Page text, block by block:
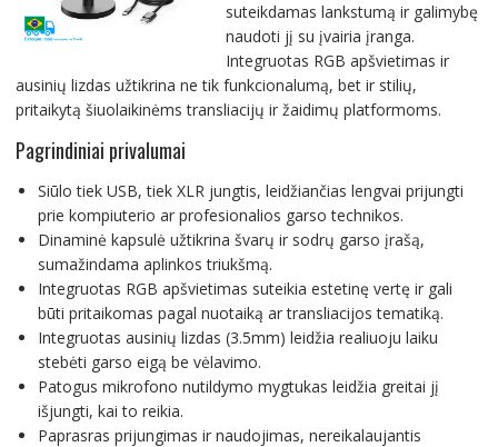
suteikdamas lankstumą ir galimybę
naudoti jį su įvairia įranga.
Integruotas RGB apšvietimas ir
ausinių lizdas užtikrina ne tik funkcionalumą, bet ir stilių,
pritaikytą šiuolaikinėms transliacijų ir žaidimų platformoms.
Pagrindiniai privalumai
Siūlo tiek USB, tiek XLR jungtis, leidžiančias lengvai prijungti
prie kompiuterio ar profesionalios garso technikos.
Dinaminė kapsulė užtikrina švarų ir sodrų garso įrašą,
sumažindama aplinkos triukšmą.
Integruotas RGB apšvietimas suteikia estetinę vertę ir gali
būti pritaikomas pagal nuotaiką ar transliacijos tematiką.
Integruotas ausinių lizdas (3.5mm) leidžia realiuoju laiku
stebėti garso eigą be vėlavimo.
Patogus mikrofono nutildymo mygtukas leidžia greitai jį
išjungti, kai to reikia.
Paprasras prijungimas ir naudojimas, nereikalaujantis